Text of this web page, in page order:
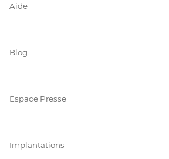
Aide
Blog
Espace Presse
Implantations